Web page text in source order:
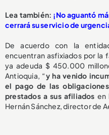
Lea también: ¡No aguantó
cerrará su servicio de
De acuerdo con la
encuentran asfixiados por la
ya adeuda $ 450.000
Antioquia, “y ha venido
el pago de las
prestados a sus afiliados en
Hernán Sánchez, director de